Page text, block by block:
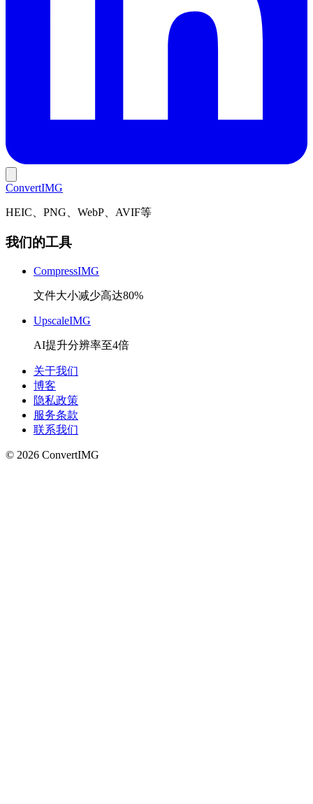
ConvertIMG
HEIC、PNG、WebP、AVIF等
我们的工具
CompressIMG
文件大小减少高达80%
UpscaleIMG
AI提升分辨率至4倍
关于我们
博客
隐私政策
服务条款
联系我们
© 2026 ConvertIMG